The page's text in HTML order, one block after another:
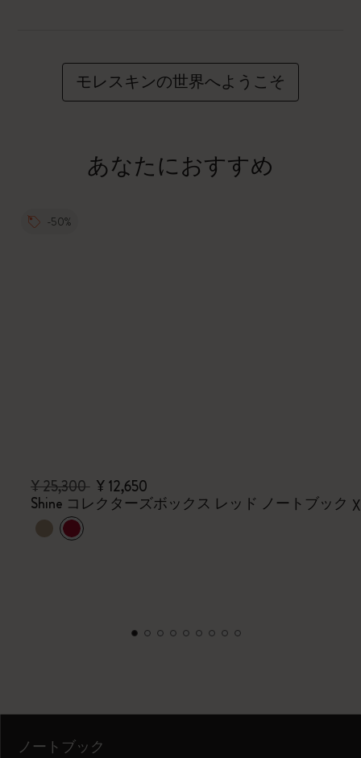
モレスキンの世界へようこそ
あなたにおすすめ
-50%
¥ 25,300 ¥ 12,650
Shine コレクターズボックス レッド ノートブック
ノートブック